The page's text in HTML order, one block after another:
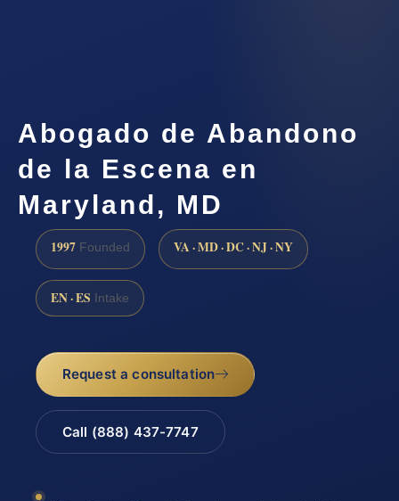
Abogado de Abandono
de la Escena en
Maryland, MD
1997 Founded VA · MD · DC · NJ · NY
EN · ES Intake
Request a consultation
Call (888) 437-7747